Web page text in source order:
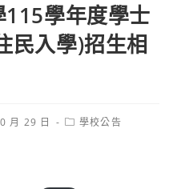
學年度學士
民入學)招生相
月 29 日
Post學校公告